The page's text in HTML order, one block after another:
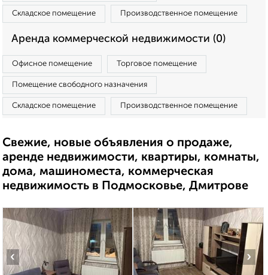
Складское помещение Производственное помещение
Аренда коммерческой недвижимости (0)
Офисное помещение Торговое помещение
Помещение свободного назначения
Складское помещение Производственное помещение
Свежие, новые объявления о продаже,
аренде недвижимости, квартиры, комнаты,
дома, машиноместа, коммерческая
недвижимость в Подмосковье, Дмитрове
‹ ›